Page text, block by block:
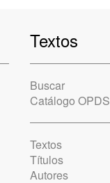
Textos
Buscar
Catálogo OPDS
Textos
Títulos
Autores